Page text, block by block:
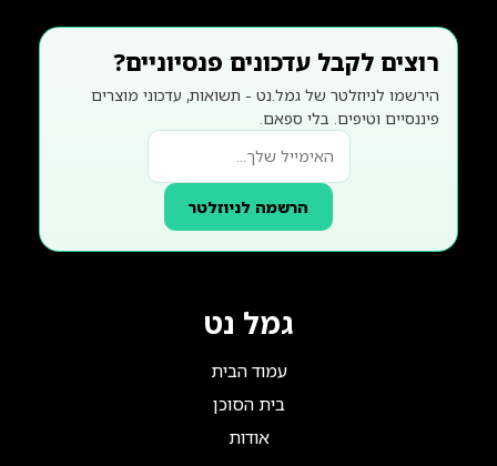
רוצים לקבל עדכונים פנסיוניים?
הירשמו לניוזלטר של גמל.נט - תשואות, עדכוני מוצרים
פיננסיים וטיפים. בלי ספאם.
הרשמה לניוזלטר
גמל נט
עמוד הבית
בית הסוכן
אודות